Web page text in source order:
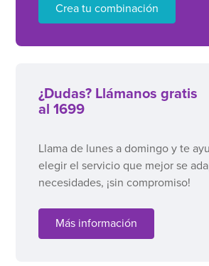
Crea tu combinación
¿Dudas? Llámanos gratis
al 1699
Llama de lunes a domingo y te
elegir el servicio que mejor se
necesidades, ¡sin compromiso!
Más información